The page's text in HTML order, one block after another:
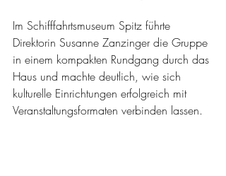
Im Schifffahrtsmuseum Spitz führte
Direktorin Susanne Zanzinger die Gruppe
in einem kompakten Rundgang durch das
Haus und machte deutlich, wie sich
kulturelle Einrichtungen erfolgreich mit
Veranstaltungsformaten verbinden lassen.